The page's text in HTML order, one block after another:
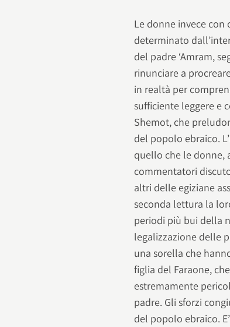
Le donne invece
determinato
del padre ‘Amram,
rinunciare a
in realtà per
sufficiente leggere e
Shemot, che
del popolo ebraico.
quello che le donne,
commentatori
altri delle egiziane
seconda lettura la
periodi più bui della
legalizzazione delle
una sorella che
figlia del Faraone,
estremamente
padre. Gli sforzi
del popolo ebraico.